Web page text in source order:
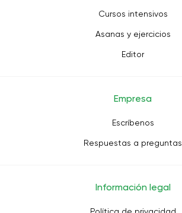
Cursos intensivos
Asanas y ejercicios
Editor
Empresa
Escríbenos
Respuestas a preguntas
Información legal